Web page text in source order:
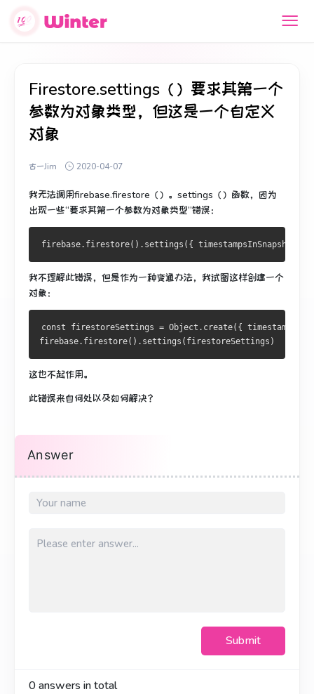
Firestore.settings（）要求其第一个
参数为对象类型，但这是一个自定义
对象
古一Jim 2020-04-07
我无法调用firebase.firestore（）。settings（）函数，因为
出现一些“要求其第一个参数为对象类型”错误：
我不理解此错误，但是作为一种变通办法，我试图这样创建一个
对象：
const firestoreSettings = Object.create({
firebase.firestore().settings(firestoreSettings)
这也不起作用。
此错误来自何处以及如何解决？
Answer
Submit
0answers in total